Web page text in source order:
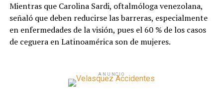
Mientras que Carolina Sardi, oftalmóloga venezolana,
señaló que deben reducirse las barreras, especialmente
en enfermedades de la visión, pues el 60 % de los casos
de ceguera en Latinoamérica son de mujeres.
ANUNCIO